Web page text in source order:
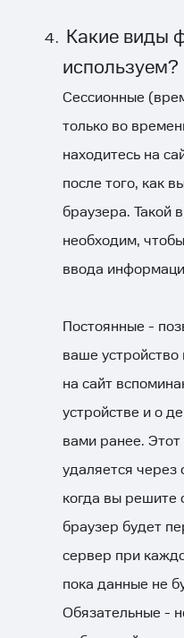
Какие виды
используем?
Сессионные
только во
находитесь на
после того, как
браузера. Такой
необходим,
ввода
Постоянные -
ваше
на сайт
устройстве и о
вами ранее.
удаляется
когда вы решите
браузер будет
сервер при
пока данные не
Обязательные -